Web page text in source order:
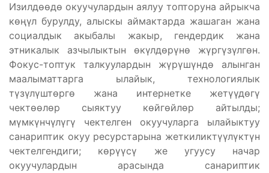
Изилдөөдө окуучулардын аялуу топторуна айрыкча
көңүл бурулду, алыскы аймактарда жашаган жана
социалдык акыбалы жакыр, гендердик жана
этникалык азчылыктын өкүлдөрүнө жүргүзүлгөн.
Фокус-топтук талкуулардын жүрүшүндө алынган
маалыматтарга ылайык, технологиялык
түзүлүштөргө жана интернетке жетүүдөгү
чектөөлөр сыяктуу көйгөйлөр айтылды;
мүмкүнчүлүгү чектелген окуучуларга ылайыктуу
санариптик окуу ресурстарына жеткиликтүүлүктүн
чектелгендиги; көрүүсү же угуусу начар
окуучулардын арасында санариптик